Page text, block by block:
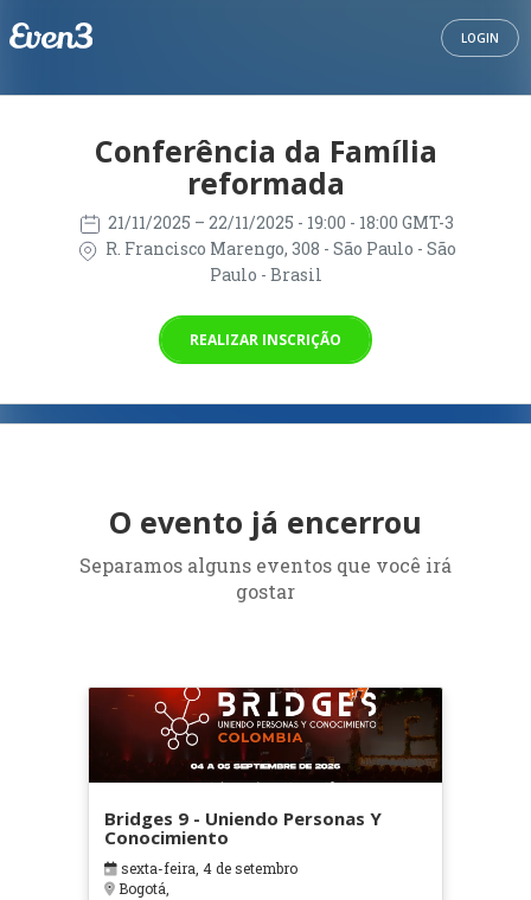
LOGIN
Conferência da Família
reformada
21/11/2025 – 22/11/2025 - 19:00 - 18:00 GMT-3
R. Francisco Marengo, 308 - São Paulo - São
Paulo - Brasil
REALIZAR INSCRIÇÃO
O evento já encerrou
Separamos alguns eventos que você irá
gostar
Bridges 9 - Uniendo Personas Y
Conocimiento
sexta-feira, 4 de setembro
Bogotá,